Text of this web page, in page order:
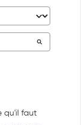
qu'il faut